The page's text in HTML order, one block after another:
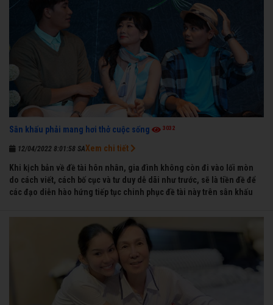
Sân khấu phải mang hơi thở cuộc sống 3032
12/04/2022 8:01:58 SA
Khi kịch bản về đề tài hôn nhân, gia đình không còn đi vào lối mòn
do cách viết, cách bố cục và tư duy dễ dãi như trước, sẽ là tiền đề để
các đạo diễn hào hứng tiếp tục chinh phục đề tài này trên sân khấu
Xem chi tiết